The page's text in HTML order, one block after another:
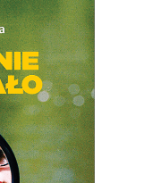
Jak Emilię z
i
z mężem
seriali
do wzięcia,